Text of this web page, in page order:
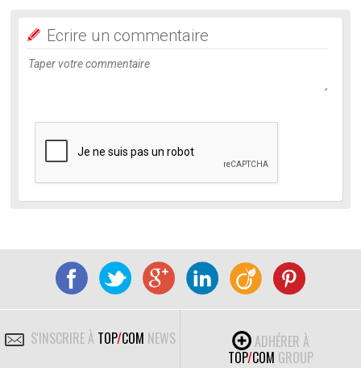
Ecrire un commentaire
S'INSCRIRE À TOP/COM NEWS
ADHÉRER À
TOP/COM GROUP